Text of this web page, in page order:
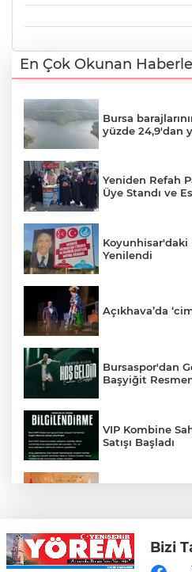
En Çok Okunan
Bursa
yüzde 24,9'dan
Yeniden Refah
Üye Standı ve
Koyunhisar'daki
Yenilendi
Açıkhava’da
Bursaspor'dan
Başyiğit
VIP Kombine
Satışı Başladı
Özel, ‘Sporun ve
Bizi